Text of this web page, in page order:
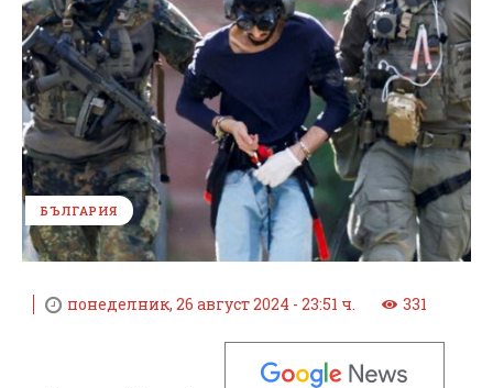
БЪЛГАРИЯ
понеделник, 26 август 2024 - 23:51 ч. 331